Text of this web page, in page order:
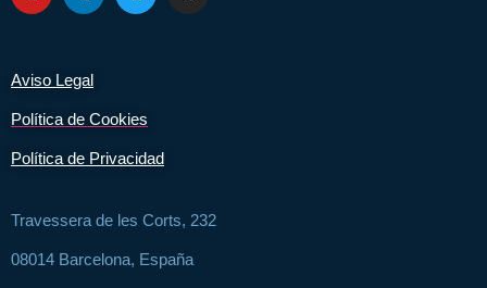
Aviso Legal
Política de Cookies
Política de Privacidad
Travessera de les Corts, 232
08014 Barcelona, España